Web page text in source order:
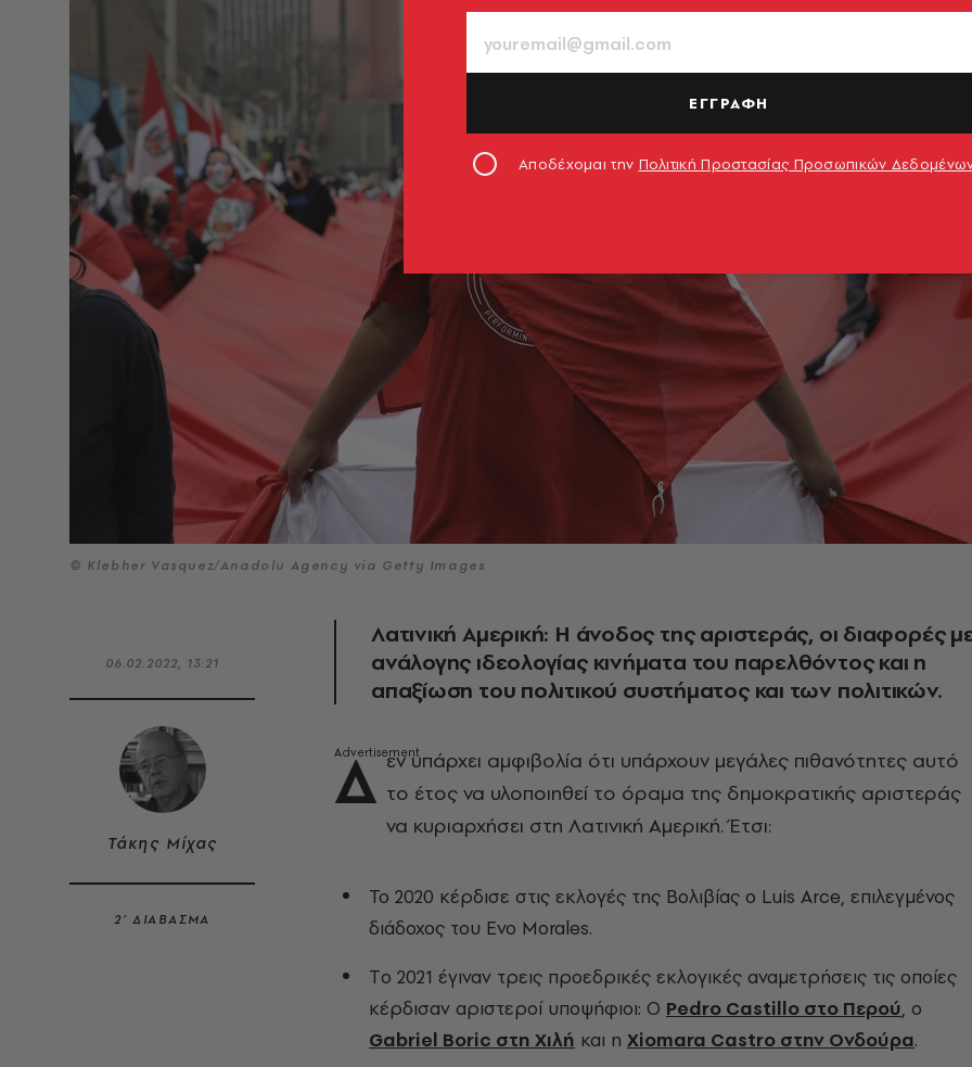
© Klebher Vasquez/Anadolu Agency via Getty Images
06.02.2022, 13:21
Τάκης Μίχας
2’ ΔΙΑΒΑΣΜΑ
Λατινική Αμερική: Η άνοδος της αριστεράς, οι διαφορές
ανάλογης ιδεολογίας κινήματα του παρελθόντος και η
απαξίωση του πολιτικού συστήματος και των πολιτικών.
Δ εν υπάρχει αμφιβολία ότι υπάρχουν μεγάλες πιθανότητες αυτό
το έτος να υλοποιηθεί το όραμα της δημοκρατικής αριστεράς
να κυριαρχήσει στη Λατινική Αμερική. Έτσι:
Το 2020 κέρδισε στις εκλογές της Βολιβίας ο Luis Arce, επιλεγμένος
διάδοχος του Evo Morales.
Τo 2021 έγιναν τρεις προεδρικές εκλογικές αναμετρήσεις τις οποίες
κέρδισαν αριστεροί υποψήφιοι: Ο Pedro Castillo στο Περού, ο
Gabriel Boric στη Χιλή και η Xiomara Castro στην Ονδούρα.
ΕΓΓΡΑΦΗ
Αποδέχομαι την Πολιτική Προστασίας Προσωπικών